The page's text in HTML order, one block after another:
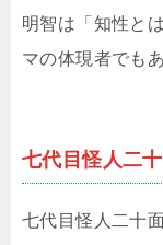
明智は「知性と
マの体現者でもあ
七代目怪人二
七代目怪人二十